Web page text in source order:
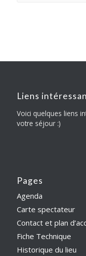
Liens
Voici quelques liens
votre séjour :)
Pages
Agenda
Carte spectateur
Contact et plan
Fiche Technique
Historique du lieu